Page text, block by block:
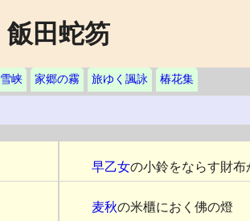
飯田蛇笏
雪峡 家郷の霧 旅ゆく諷詠 椿花集
早乙女の小鈴をならす財布
麦秋の米櫃におく佛の燈